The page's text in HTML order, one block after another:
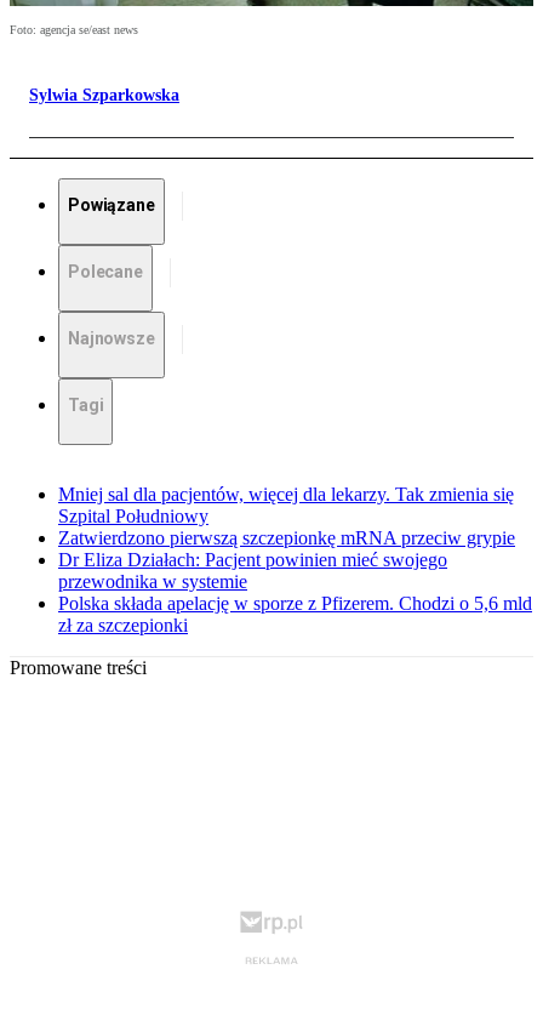
Foto: agencja se/east news
Sylwia Szparkowska
Powiązane
Polecane
Najnowsze
Tagi
Mniej sal dla pacjentów, więcej dla lekarzy. Tak zmienia się
Szpital Południowy
Zatwierdzono pierwszą szczepionkę mRNA przeciw grypie
Dr Eliza Działach: Pacjent powinien mieć swojego
przewodnika w systemie
Polska składa apelację w sporze z Pfizerem. Chodzi o 5,6 mld
zł za szczepionki
Promowane treści